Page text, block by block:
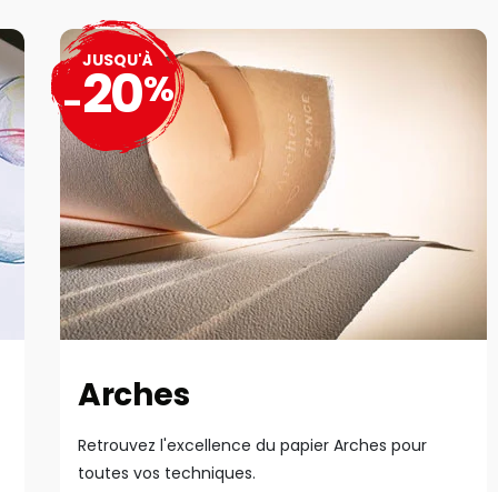
Arches
Retrouvez l'excellence du papier Arches pour
toutes vos techniques.
JUSQU'À
-20%